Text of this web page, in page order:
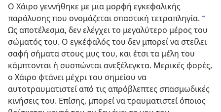
Ο Χάιρο γεννήθηκε με μια μορφή εγκεφαλικής
παράλυσης που ονομάζεται σπαστική τετραπληγία. *
Ως αποτέλεσμα, δεν ελέγχει το μεγαλύτερο μέρος του
σώματός του. Ο εγκέφαλός του δεν μπορεί να στείλει
σαφή σήματα στους μυς του, και έτσι τα μέλη του
κάμπτονται ή συσπώνται ανεξέλεγκτα. Μερικές φορές,
ο Χάιρο φτάνει μέχρι του σημείου να
αυτοτραυματιστεί από τις απρόβλεπτες σπασμωδικές
κινήσεις του. Επίσης, μπορεί να τραυματιστεί όποιος